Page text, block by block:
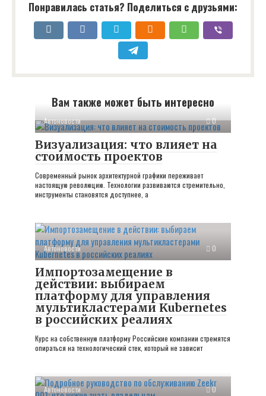
Понравилась статья? Поделиться с друзьями:
Вам также может быть интересно
Автоновости 0
Визуализация: что влияет на
стоимость проектов
Современный рынок архитектурной графики переживает
настоящую революцию. Технологии развиваются стремительно,
инструменты становятся доступнее, а
Автоновости 0
Импортозамещение в
действии: выбираем
платформу для управления
мультикластерами Kubernetes
в российских реалиях
Курс на собственную платформу Российские компании стремятся
опираться на технологический стек, который не зависит
Автоновости 0